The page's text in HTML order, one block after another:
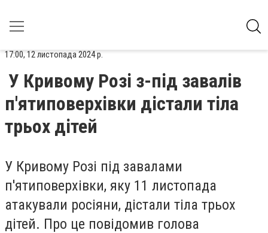
17:00, 12 листопада 2024 р.
У Кривому Розі з-під завалів
п'ятиповерхівки дістали тіла
трьох дітей
У Кривому Розі під завалами
п'ятиповерхівки, яку 11 листопада
атакували росіяни, дістали тіла трьох
дітей. Про це повідомив голова